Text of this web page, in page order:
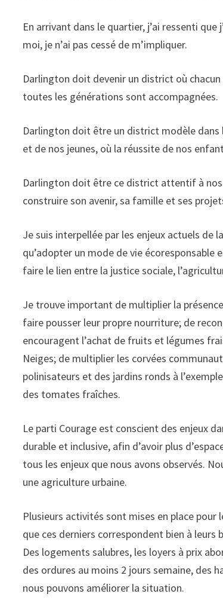
En arrivant dans le quartier, j’ai ressenti
moi, je n’ai pas cessé de m’impliquer.
Darlington doit devenir un district où
toutes les générations sont accompagnées.
Darlington doit être un district modèle dans
et de nos jeunes, où la réussite de nos
Darlington doit être ce district attentif à nos
construire son avenir, sa famille et ses
Je suis interpellée par les enjeux actuels
qu’adopter un mode de vie
faire le lien entre la justice sociale,
Je trouve important de multiplier la
faire pousser leur propre nourriture; de
encouragent l’achat de fruits et légumes
Neiges; de multiplier les corvées
polinisateurs et des jardins ronds à
des tomates fraîches.
Le parti Courage est conscient des enjeux
durable et inclusive, afin d’avoir plus
tous les enjeux que nous avons observés.
une agriculture urbaine.
Plusieurs activités sont mises en place pour
que ces derniers correspondent bien à leurs
Des logements salubres, les loyers à prix
des ordures au moins 2 jours semaine, des
nous pouvons améliorer la situation.